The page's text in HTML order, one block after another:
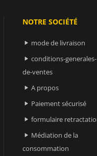
NOTRE SOCIÉTÉ
 mode de livraison
 conditions-generales-
de-ventes
 A propos
 Paiement sécurisé
 formulaire
 Médiation de la
consommation